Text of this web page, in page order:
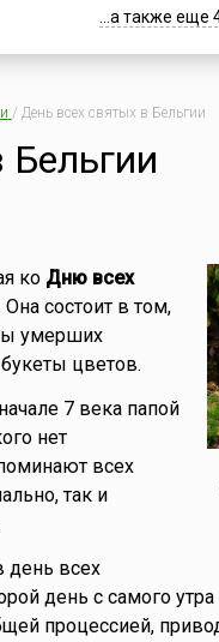
...а также еще
/ День всех святых в Бельгии
ко Дню всех
состоит в том,
умерших
цветов.
7 века папой
нет
всех
так и
день всех
день с самого
процессией,